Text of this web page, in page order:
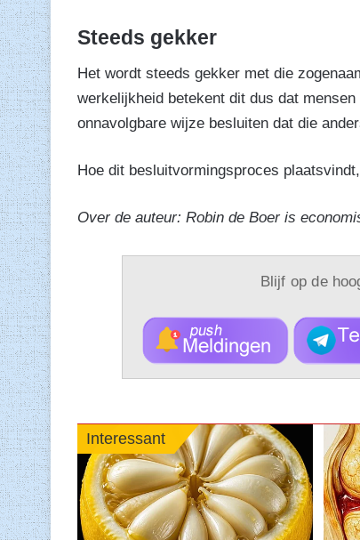
Steeds gekker
Het wordt steeds gekker met die
werkelijkheid betekent dit dus dat
onnavolgbare wijze besluiten dat die
Hoe dit besluitvormingsproces
Over de auteur: Robin de Boer is
Blijf op de
Interessant